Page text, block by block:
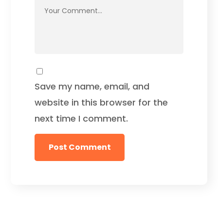
Save my name, email, and
website in this browser for the
next time I comment.